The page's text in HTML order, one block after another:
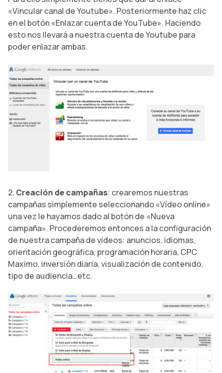
«Vincular canal de Youtube». Posteriormente haz clic
en el botón «Enlazar cuenta de YouTube». Haciendo
esto nos llevará a nuestra cuenta de Youtube para
poder enlazar ambas.
2. Creación de campañas: crearemos nuestras
campañas simplemente seleccionando «Vídeo online»
una vez le hayamos dado al botón de «Nueva
campaña». Procederemos entonces a la configuración
de nuestra campaña de vídeos: anuncios, idiomas,
orientación geográfica, programación horaria, CPC
Maximo, inversión diaria, visualización de contenido,
tipo de audiencia…etc.